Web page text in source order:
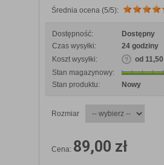
Średnia ocena (5/5):
Dostępność:
Dostępny
Czas wysyłki:
24 godziny
Koszt wysyłki:
od 11,50
Stan magazynowy:
Stan produktu:
Nowy
Rozmiar
Cena: 89,00 zł